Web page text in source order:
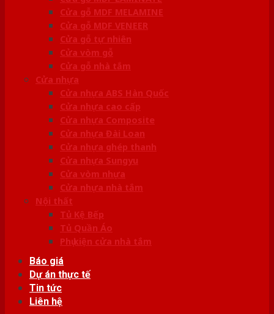
Cửa gỗ MDF MELAMINE
Cửa gỗ MDF VENEER
Cửa gỗ tự nhiên
Cửa vòm gỗ
Cửa gỗ nhà tắm
Cửa nhựa
Cửa nhựa ABS Hàn Quốc
Cửa nhựa cao cấp
Cửa nhựa Composite
Cửa nhựa Đài Loan
Cửa nhựa ghép thanh
Cửa nhựa Sungyu
Cửa vòm nhựa
Cửa nhựa nhà tắm
Nội thất
Tủ Kệ Bếp
Tủ Quần Áo
Phụ kiện cửa nhà tắm
Báo giá
Dự án thực tế
Tin tức
Liên hệ